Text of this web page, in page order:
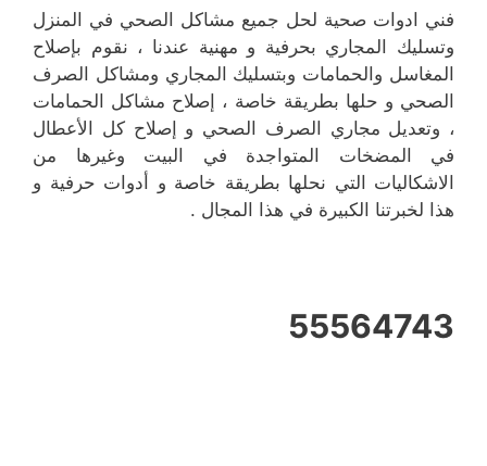
فني ادوات صحية لحل جميع مشاكل الصحي في المنزل
وتسليك المجاري بحرفية و مهنية عندنا ، نقوم بإصلاح
المغاسل والحمامات وبتسليك المجاري ومشاكل الصرف
الصحي و حلها بطريقة خاصة ، إصلاح مشاكل الحمامات
، وتعديل مجاري الصرف الصحي و إصلاح كل الأعطال
في المضخات المتواجدة في البيت وغيرها من
الاشكاليات التي نحلها بطريقة خاصة و أدوات حرفية و
هذا لخبرتنا الكبيرة في هذا المجال .
55564743